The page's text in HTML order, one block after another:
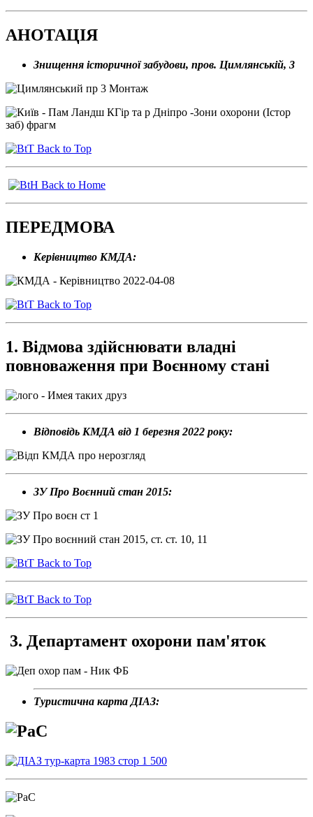
АНОТАЦІЯ
Знищення історичної забудови, пров. Цимлянській, 3
Back to Top
Back to Home
ПЕРЕДМОВА
Керівництво КМДА:
Back to Top
1. Відмова здійснювати владні
повноваження при Воєнному стані
Відповідь КМДА від 1 березня 2022 року:
ЗУ Про Воєнний стан 2015:
Back to Top
Back to Top
3. Департамент охорони пам'яток
Туристична карта ДІАЗ: